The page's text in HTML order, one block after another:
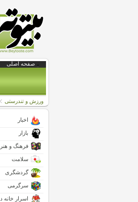
صفحه اصلی
ورزش و تندرستی
اخبار
بازار
فرهنگ و هنر
سلامت
گردشگری
سرگرمی
اسرار خانه